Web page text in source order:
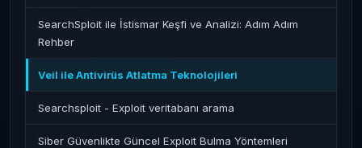
SearchSploit ile İstismar Keşfi ve Analizi: Adım Adım
Rehber
Veil ile Antivirüs Atlatma Teknolojileri
Searchsploit - Exploit veritabanı arama
Siber Güvenlikte Güncel Exploit Bulma Yöntemleri